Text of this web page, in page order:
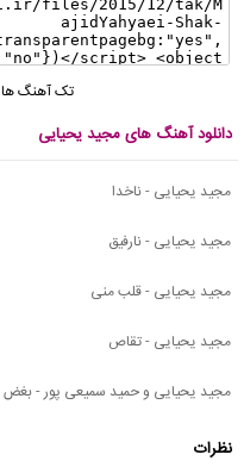
تک آهنگ ها
دانلود آهنگ های مجید یحیایی
مجید یحیایی - ناخدا
مجید یحیایی - نارفیق
مجید یحیایی - قلب منی
مجید یحیایی - تقاص
مجید یحیایی و حمید سمیعی پور - بغض
نظرات